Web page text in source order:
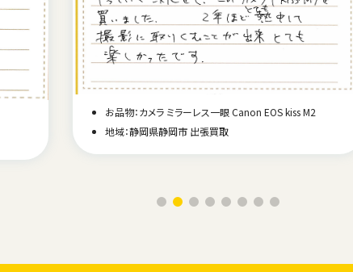
お品物：カメラ ミラーレス一眼 Canon EOS kiss M2
地域：静岡県静岡市 出張買取